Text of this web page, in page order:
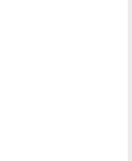
(Київ))